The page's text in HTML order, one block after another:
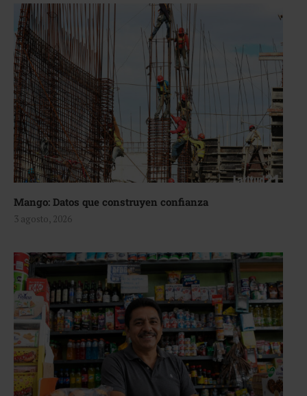
Mango: Datos que construyen confianza
3 agosto, 2026